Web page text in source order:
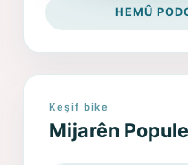
HEMÛ
Keşif bike
Mijarên